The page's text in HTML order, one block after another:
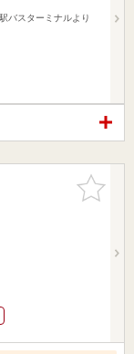
バスターミナルより
お気に入
りに追加